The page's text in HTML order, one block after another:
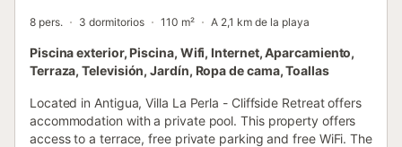
8 pers. 3 dormitorios 110 m² A 2,1 km de la playa
Piscina exterior, Piscina, Wifi, Internet, Aparcamiento,
Terraza, Televisión, Jardín, Ropa de cama, Toallas
Located in Antigua, Villa La Perla - Cliffside Retreat offers
accommodation with a private pool. This property offers
access to a terrace, free private parking and free WiFi. The